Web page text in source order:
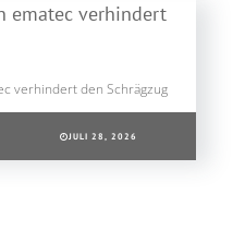
verhindert den Schrägzug
JULI 28, 2026